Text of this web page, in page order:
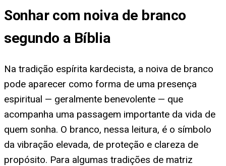
Sonhar com noiva de branco
segundo a Bíblia
Na tradição espírita kardecista, a noiva de branco
pode aparecer como forma de uma presença
espiritual — geralmente benevolente — que
acompanha uma passagem importante da vida de
quem sonha. O branco, nessa leitura, é o símbolo
da vibração elevada, de proteção e clareza de
propósito. Para algumas tradições de matriz